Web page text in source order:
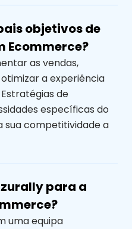
objetivos de
Ecommerce?
as vendas,
a experiência
de
específicas do
sua competitividade a
para a
uma equipa